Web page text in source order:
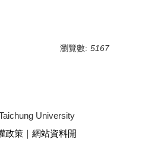
瀏覽數: 5167
University
政策｜ 網站資料開